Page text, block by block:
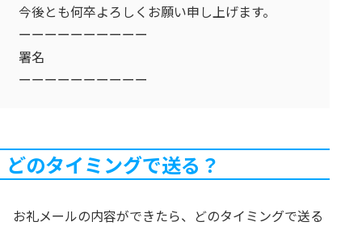
今後とも何卒よろしくお願い申し上げます。
ーーーーーーーーーー
署名
ーーーーーーーーーー
どのタイミングで送る？
お礼メールの内容ができたら、どのタイミングで送る